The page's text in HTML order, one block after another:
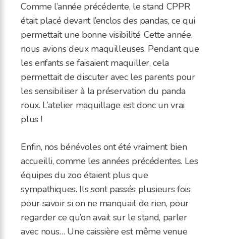
Comme l’année précédente, le stand CPPR
était placé devant l’enclos des pandas, ce qui
permettait une bonne visibilité. Cette année,
nous avions deux maquilleuses. Pendant que
les enfants se faisaient maquiller, cela
permettait de discuter avec les parents pour
les sensibiliser à la préservation du panda
roux. L’atelier maquillage est donc un vrai
plus !
Enfin, nos bénévoles ont été vraiment bien
accueilli, comme les années précédentes. Les
équipes du zoo étaient plus que
sympathiques. Ils sont passés plusieurs fois
pour savoir si on ne manquait de rien, pour
regarder ce qu’on avait sur le stand, parler
avec nous… Une caissière est même venue